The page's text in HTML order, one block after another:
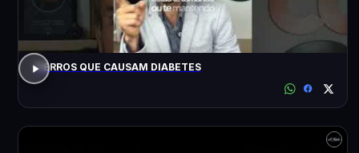
7 ERROS QUE CAUSAM DIABETES